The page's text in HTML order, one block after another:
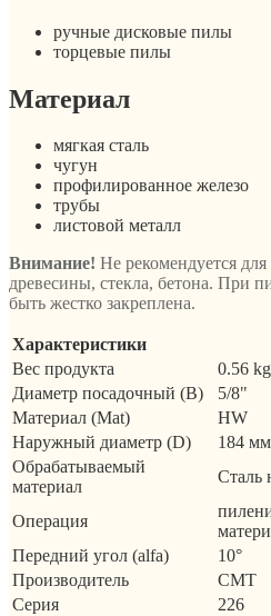
ручные дисковые пилы
торцевые пилы
Материал
мягкая сталь
чугун
профилированное железо
трубы
листовой металл
Внимание! Не рекомендуется
древесины, стекла, бетона. При
быть жестко закреплена.
Характеристики
Вес продукта
0.56 kg
Диаметр посадочный (B)
5/8"
Материал (Mat)
HW
Наружный диаметр (D)
184 мм
Обрабатываемый
материал
Сталь
Операция
Передний угол (alfa)
10°
Производитель
CMT
Серия
226